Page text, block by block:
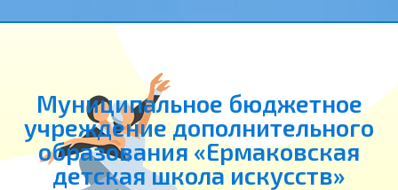
Муниципальное бюджетное
учреждение дополнительного
образования «Ермаковская
детская школа искусств»